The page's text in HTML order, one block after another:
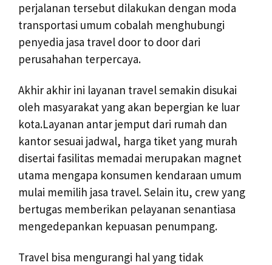
perjalanan tersebut dilakukan dengan moda
transportasi umum cobalah menghubungi
penyedia jasa travel door to door dari
perusahahan terpercaya.
Akhir akhir ini layanan travel semakin disukai
oleh masyarakat yang akan bepergian ke luar
kota.Layanan antar jemput dari rumah dan
kantor sesuai jadwal, harga tiket yang murah
disertai fasilitas memadai merupakan magnet
utama mengapa konsumen kendaraan umum
mulai memilih jasa travel. Selain itu, crew yang
bertugas memberikan pelayanan senantiasa
mengedepankan kepuasan penumpang.
Travel bisa mengurangi hal yang tidak